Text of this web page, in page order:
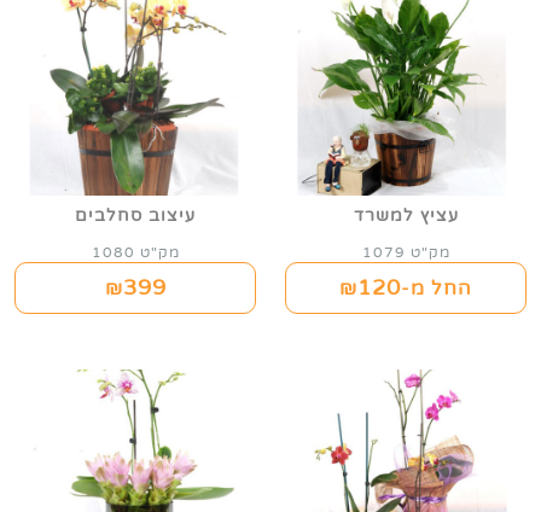
עציץ למשרד
מק"ט 1079
החל מ-₪120
עיצוב סחלבים
מק"ט 1080
₪399